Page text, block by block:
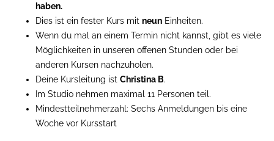
haben.
Dies ist ein fester Kurs mit neun Einheiten.
Wenn du mal an einem Termin nicht kannst, gibt es viele
Möglichkeiten in unseren offenen Stunden oder bei
anderen Kursen nachzuholen.
Deine Kursleitung ist Christina B.
Im Studio nehmen maximal 11 Personen teil.
Mindestteilnehmerzahl: Sechs Anmeldungen bis eine
Woche vor Kursstart